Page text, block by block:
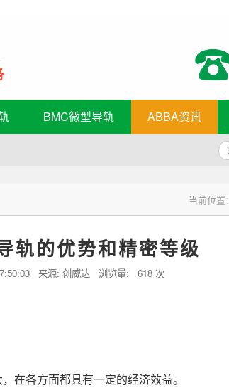
BMC微型导轨 ABBA资讯
当前位置：
轨的优势和精密等级
来源: 创威达 浏览量: 618 次
在各方面都具有一定的经济效益。